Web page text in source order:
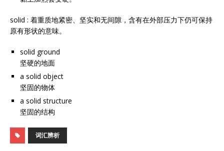
solid : 着重质地紧密、坚实和无间隙，含有在外部压力下仍可保持
原有形状的意味。
solid ground
坚硬的地面
a solid object
坚固的物体
a solid structure
坚固的结构
词汇辨析